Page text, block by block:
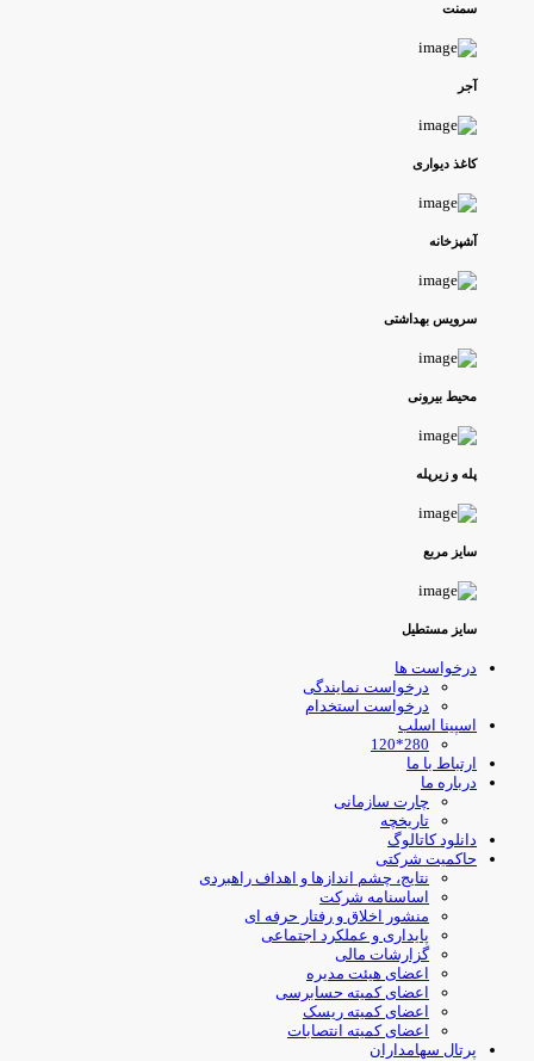
سمنت
آجر
کاغذ دیواری
آشپزخانه
سرویس بهداشتی
محیط بیرونی
پله و زیرپله
سایز مربع
سایز مستطیل
درخواست ها
درخواست نمایندگی
درخواست استخدام
اسپینا اسلب
280*120
ارتباط با ما
درباره ما
چارت سازمانی
تاریخچه
دانلود کاتالوگ
حاکمیت شرکتی
نتایج، چشم اندازها و اهداف راهبردی
اساسنامه شرکت
منشور اخلاق و رفتار حرفه ای
پایداری و عملکرد اجتماعی
گزارشات مالی
اعضای هیئت مدیره
اعضای کمیته حسابرسی
اعضای کمیته ریسک
اعضای کمیته انتصابات
پرتال سهامداران